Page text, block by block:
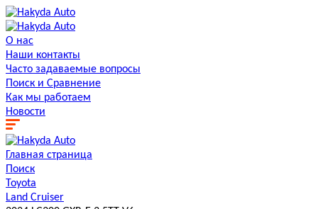
О нас
Наши контакты
Часто задаваемые вопросы
Поиск и Сравнение
Как мы работаем
Новости
Главная страница
Поиск
Toyota
Land Cruiser